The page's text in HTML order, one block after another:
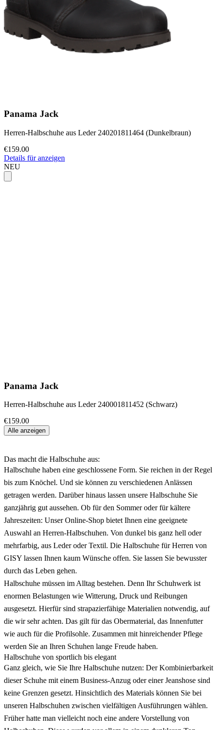
Panama Jack
Herren-Halbschuhe aus Leder 240201811464 (Dunkelbraun)
€159.00
Details für anzeigen
NEU
Panama Jack
Herren-Halbschuhe aus Leder 240001811452 (Schwarz)
€159.00
Alle anzeigen
Das macht die Halbschuhe aus:
Halbschuhe haben eine geschlossene Form. Sie reichen in der Regel
bis zum Knöchel. Und sie können zu verschiedenen Anlässen
getragen werden. Darüber hinaus lassen unsere Halbschuhe Sie
ganzjährig gut aussehen. Ob für den Sommer oder für kältere
Jahreszeiten: Unser Online-Shop bietet Ihnen eine geeignete
Auswahl an Herren-Halbschuhen. Von dunkel bis ganz hell oder
mehrfarbig, aus Leder oder Textil. Die Halbschuhe für Herren von
GISY lassen Ihnen kaum Wünsche offen. Sie lassen Sie bewusster
durch das Leben gehen.
Halbschuhe müssen im Alltag bestehen. Denn Ihr Schuhwerk ist
enormen Belastungen wie Witterung, Druck und Reibungen
ausgesetzt. Hierfür sind strapazierfähige Materialien notwendig, auf
die wir sehr achten. Das gilt für das Obermaterial, das Innenfutter
wie auch für die Profilsohle. Zusammen mit hinreichender Pflege
werden Sie an Ihren Schuhen lange Freude haben.
Halbschuhe von sportlich bis elegant
Ganz gleich, wie Sie Ihre Halbschuhe nutzen: Der Kombinierbarkeit
dieser Schuhe mit einem Business-Anzug oder einer Jeanshose sind
keine Grenzen gesetzt. Hinsichtlich des Materials können Sie bei
unseren Halbschuhen zwischen vielfältigen Ausführungen wählen.
Früher hatte man vielleicht noch eine andere Vorstellung von